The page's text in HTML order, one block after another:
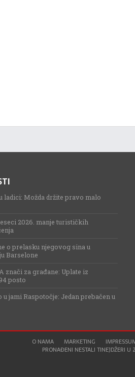
ladici: Možda držite pravo malo
2026. manje turističkih
o prelasku njegovog sina u
Barselone
znači za građane: Uplate iz
posto
jami Raspotočje: Jedan prebačen u
O NAMA MARKETING
PRONAĐENI NESTALI TINEJDŽERI U